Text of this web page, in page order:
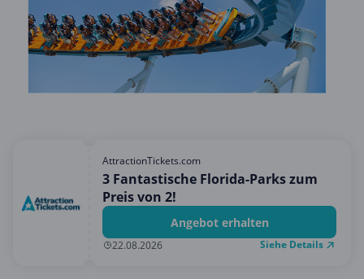
Hotels & Unterkünfte
Mobilfunk & Internet
Mode & Accessoires
Sport & Freizeit
Urlaub & Reise
AttractionTickets.com
3 Fantastische Florida-Parks zum
Preis von 2!
Angebot erhalten
22.08.2026 Siehe Details